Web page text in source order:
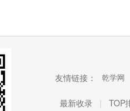
友情链接： 乾学网
最新收录 | TOP